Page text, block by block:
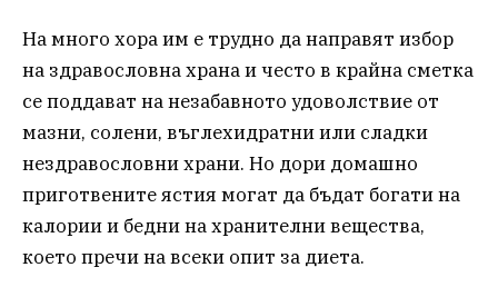
На много хора им е трудно да направят избор
на здравословна храна и често в крайна сметка
се поддават на незабавното удоволствие от
мазни, солени, въглехидратни или сладки
нездравословни храни. Но дори домашно
приготвените ястия могат да бъдат богати на
калории и бедни на хранителни вещества,
което пречи на всеки опит за диета.